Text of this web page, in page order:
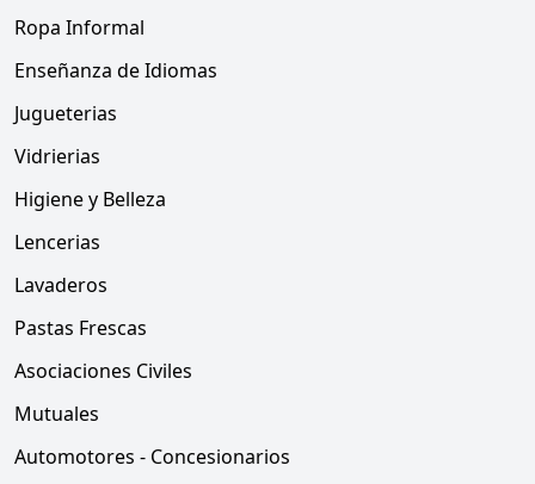
Ropa Informal
Enseñanza de Idiomas
Jugueterias
Vidrierias
Higiene y Belleza
Lencerias
Lavaderos
Pastas Frescas
Asociaciones Civiles
Mutuales
Automotores - Concesionarios